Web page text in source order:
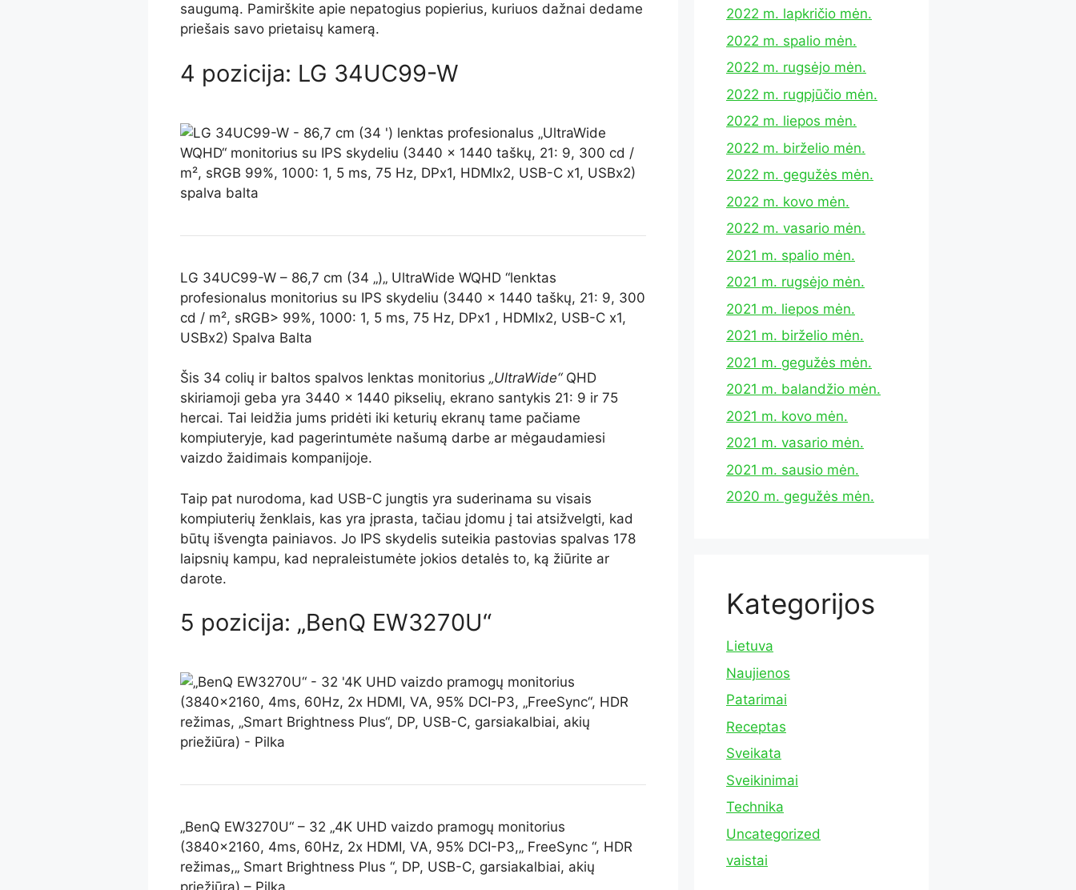
saugumą. Pamirškite apie nepatogius popierius, kuriuos dažnai dedame
priešais savo prietaisų kamerą.
4 pozicija: LG 34UC99-W
LG 34UC99-W – 86,7 cm (34 „)„ UltraWide WQHD “lenktas
profesionalus monitorius su IPS skydeliu (3440 x 1440 taškų, 21: 9, 300
cd / m², sRGB> 99%, 1000: 1, 5 ms, 75 Hz, DPx1 , HDMIx2, USB-C x1,
USBx2) Spalva Balta
Šis 34 colių ir baltos spalvos lenktas monitorius „UltraWide“QHD
skiriamoji geba yra 3440 x 1440 pikselių, ekrano santykis 21: 9 ir 75
hercai. Tai leidžia jums pridėti iki keturių ekranų tame pačiame
kompiuteryje, kad pagerintumėte našumą darbe ar mėgaudamiesi
vaizdo žaidimais kompanijoje.
Taip pat nurodoma, kad USB-C jungtis yra suderinama su visais
kompiuterių ženklais, kas yra įprasta, tačiau įdomu į tai atsižvelgti, kad
būtų išvengta painiavos. Jo IPS skydelis suteikia pastovias spalvas 178
laipsnių kampu, kad nepraleistumėte jokios detalės to, ką žiūrite ar
darote.
5 pozicija: „BenQ EW3270U“
„BenQ EW3270U“ – 32 „4K UHD vaizdo pramogų monitorius
(3840×2160, 4ms, 60Hz, 2x HDMI, VA, 95% DCI-P3,„ FreeSync “, HDR
režimas,„ Smart Brightness Plus “, DP, USB-C, garsiakalbiai, akių
2022 m. lapkričio mėn.
2022 m. spalio mėn.
2022 m. rugsėjo mėn.
2022 m. rugpjūčio mėn.
2022 m. liepos mėn.
2022 m. birželio mėn.
2022 m. gegužės mėn.
2022 m. kovo mėn.
2022 m. vasario mėn.
2021 m. spalio mėn.
2021 m. rugsėjo mėn.
2021 m. liepos mėn.
2021 m. birželio mėn.
2021 m. gegužės mėn.
2021 m. balandžio mėn.
2021 m. kovo mėn.
2021 m. vasario mėn.
2021 m. sausio mėn.
2020 m. gegužės mėn.
Kategorijos
Lietuva
Naujienos
Patarimai
Receptas
Sveikata
Sveikinimai
Technika
Uncategorized
vaistai